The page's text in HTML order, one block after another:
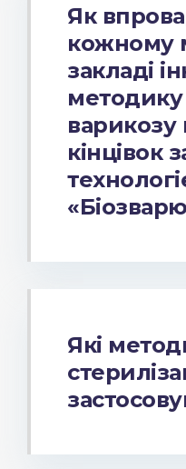
Як
кожному
закладі
методику
варикозу
кінцівок
Які